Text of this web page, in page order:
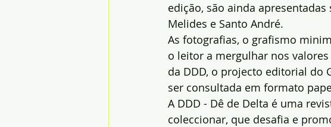
edição, são ainda
Melides e Santo André.
As fotografias, o grafismo
o leitor a mergulhar nos
da DDD, o projecto editorial do
ser consultada em formato
A DDD - Dê de Delta é uma
coleccionar, que desafia e